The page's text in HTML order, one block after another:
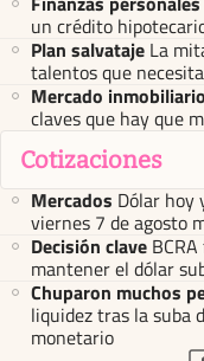
un crédito
Plan salvataje La
talentos que
Mercado inmobiliario
claves que hay que
Cotizaciones
Mercados Dólar hoy
viernes 7 de agosto
Decisión clave
mantener el dólar
Chuparon muchos
liquidez tras la suba
monetario